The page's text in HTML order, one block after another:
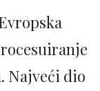
Najveći dio